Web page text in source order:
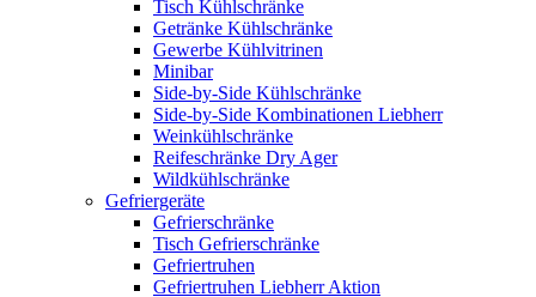
Tisch Kühlschränke
Getränke Kühlschränke
Gewerbe Kühlvitrinen
Minibar
Side-by-Side Kühlschränke
Side-by-Side Kombinationen Liebherr
Weinkühlschränke
Reifeschränke Dry Ager
Wildkühlschränke
Gefriergeräte
Gefrierschränke
Tisch Gefrierschränke
Gefriertruhen
Gefriertruhen Liebherr Aktion